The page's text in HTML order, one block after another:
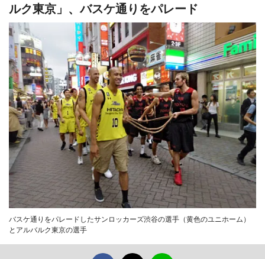
ルク東京」、バスケ通りをパレード
バスケ通りをパレードしたサンロッカーズ渋谷の選手（黄色のユニホーム）
とアルバルク東京の選手